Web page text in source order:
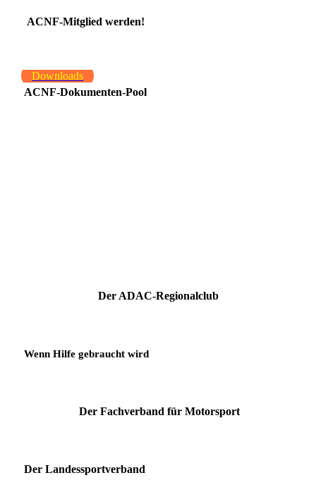
ACNF-Mitglied werden!
Downloads
ACNF-Dokumenten-Pool
Der ADAC-Regionalclub
Wenn Hilfe gebraucht wird
Der Fachverband für Motorsport
Der Landessportverband